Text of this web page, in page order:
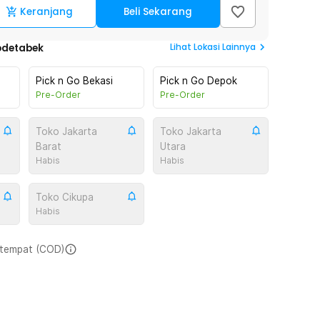
Keranjang Beli Sekarang
Lihat Lokasi Lainnya
Pick n Go Bekasi
Pre-Order
Pick n Go Depok
Pre-Order
Toko Jakarta
Barat
Habis
Toko Jakarta
Utara
Habis
Toko Cikupa
Habis
(COD)